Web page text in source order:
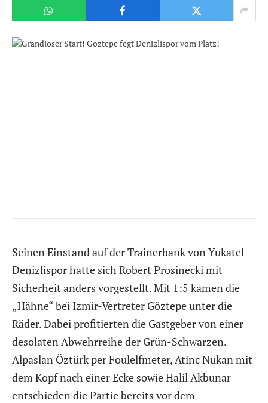
Seinen Einstand auf der Trainerbank von Yukatel
Denizlispor hatte sich Robert Prosinecki mit
Sicherheit anders vorgestellt. Mit 1:5 kamen die
„Hähne“ bei Izmir-Vertreter Göztepe unter die
Räder. Dabei profitierten die Gastgeber von einer
desolaten Abwehrreihe der Grün-Schwarzen.
Alpaslan Öztürk per Foulelfmeter, Atinc Nukan mit
dem Kopf nach einer Ecke sowie Halil Akbunar
entschieden die Partie bereits vor dem